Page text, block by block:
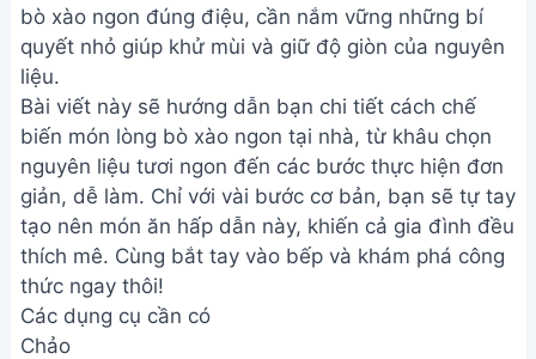
bò xào ngon đúng điệu, cần nắm vững những bí
quyết nhỏ giúp khử mùi và giữ độ giòn của nguyên
liệu.
Bài viết này sẽ hướng dẫn bạn chi tiết cách chế
biến món lòng bò xào ngon tại nhà, từ khâu chọn
nguyên liệu tươi ngon đến các bước thực hiện đơn
giản, dễ làm. Chỉ với vài bước cơ bản, bạn sẽ tự tay
tạo nên món ăn hấp dẫn này, khiến cả gia đình đều
thích mê. Cùng bắt tay vào bếp và khám phá công
thức ngay thôi!
Các dụng cụ cần có
Chảo